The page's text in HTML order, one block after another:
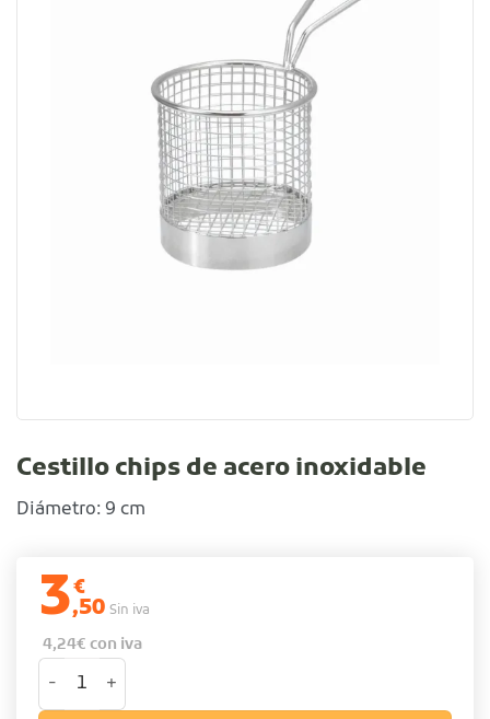
Cestillo chips de acero inoxidable
Diámetro: 9 cm
3€
,50 Sin iva
4,24€ con iva